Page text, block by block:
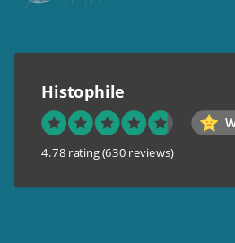
Histophile
4.78 rating (630 reviews)